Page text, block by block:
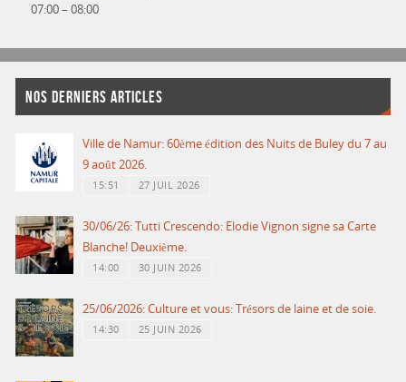
07:00– 08:00
NOS DERNIERS ARTICLES
Ville de Namur: 60ème édition des Nuits de Buley du 7 au
9 août 2026.
15:51 27 JUIL 2026
30/06/26: Tutti Crescendo: Elodie Vignon signe sa Carte
Blanche! Deuxième.
14:00 30 JUIN 2026
25/06/2026: Culture et vous: Trésors de laine et de soie.
14:30 25 JUIN 2026